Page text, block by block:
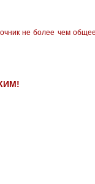
не более чем